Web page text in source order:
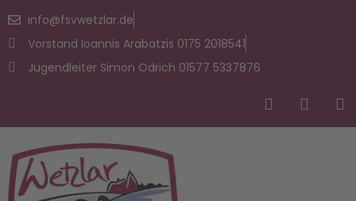
info@fsvwetzlar.de
Vorstand Ioannis Arabatzis 0175 2018541
Jugendleiter Simon Odrich 01577 5337876